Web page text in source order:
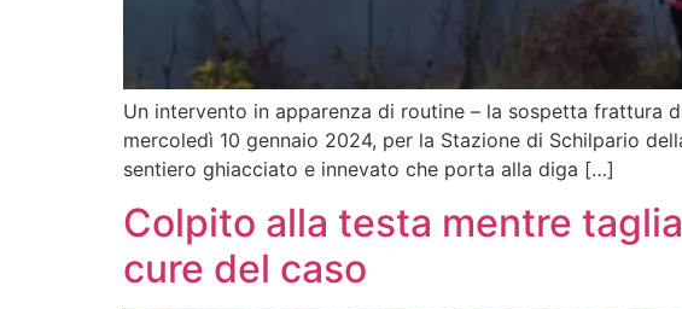
Un intervento in apparenza di routine – la sospetta frattura
mercoledì 10 gennaio 2024, per la Stazione di Schilpario
sentiero ghiacciato e innevato che porta alla diga […]
Colpito alla testa mentre
cure del caso